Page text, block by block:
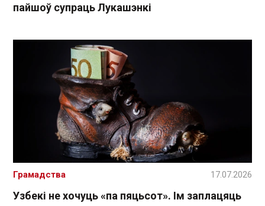
пайшоў супраць Лукашэнкі
Узбекі не хочуць «па пяцьсот». Ім заплацяць
Грамадства 17.07.2026